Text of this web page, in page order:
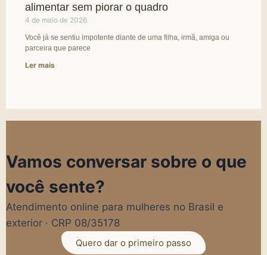
alimentar sem piorar o quadro
4 de maio de 2026
Você já se sentiu impotente diante de uma filha, irmã, amiga ou
parceira que parece
Ler mais
Vamos conversar sobre o que
você sente?
Atendimento online para mulheres no Brasil e
exterior · CRP 08/35178
Quero dar o primeiro passo